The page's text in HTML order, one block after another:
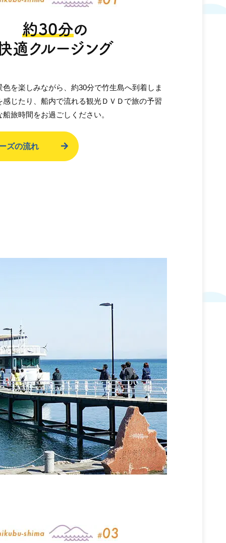
約30分の
適クルージング
を楽しみながら、約30分で竹生島へ到着しま
感じたり、船内で流れる観光ＤＶＤで旅の予習
旅時間をお過ごしください。
ズの流れ